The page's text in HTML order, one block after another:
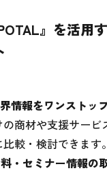
』を活用
情報をワンストッ
の商材や支援サービ
・セミナー情報の